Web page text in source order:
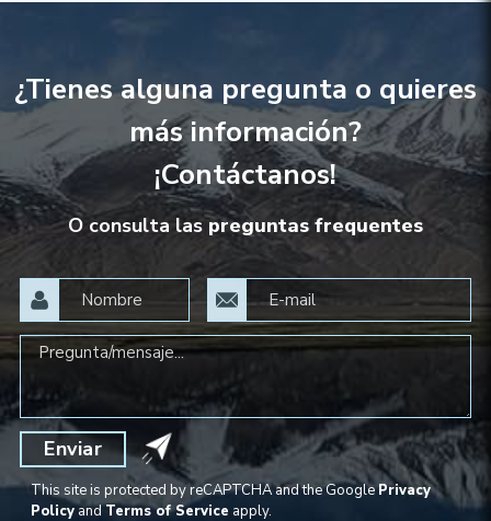
¿Tienes alguna pregunta o quieres
más información?
¡Contáctanos!
O consulta laspreguntas frequentes
Enviar
This site is protected by reCAPTCHA and the GooglePrivacy
Policy and Terms of Service apply.